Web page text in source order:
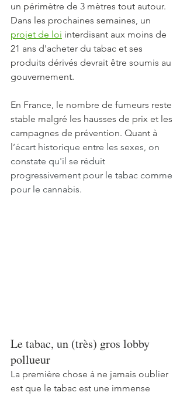
un périmètre de 3 mètres tout autour.
Dans les prochaines semaines, un
projet de loi interdisant aux moins de
21 ans d'acheter du tabac et ses
produits dérivés devrait être soumis au
gouvernement.
En France, le nombre de fumeurs reste
stable malgré les hausses de prix et les
campagnes de prévention. Quant à
l’écart historique entre les sexes, on
constate qu'il se réduit
progressivement pour le tabac comme
pour le cannabis.
Le tabac, un (très) gros lobby
pollueur
La première chose à ne jamais oublier
est que le tabac est une immense